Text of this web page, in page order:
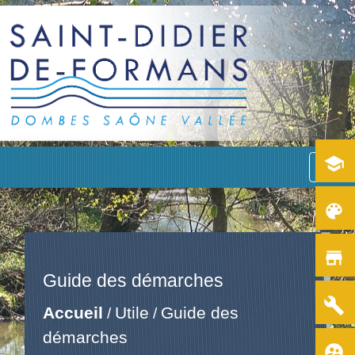
menu
Guide des démarches
Accueil / Utile / Guide des
démarches
school
color_lens
store
build